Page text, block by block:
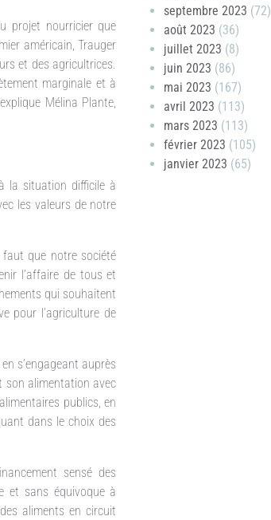
projet nourricier que
américain, Trauger
et des agricultrices.
marginale et à
Mélina Plante,
la situation difficile à
les valeurs de notre
que notre société
l’affaire de tous et
qui souhaitent
pour l’agriculture de
s’engageant auprès
son alimentation avec
publics, en
dans le choix des
sensé des
et sans équivoque à
aliments en circuit
septembre 2023 (72)
août 2023 (36)
juillet 2023 (8)
juin 2023 (86)
mai 2023 (167)
avril 2023 (113)
mars 2023 (113)
février 2023 (105)
janvier 2023 (65)